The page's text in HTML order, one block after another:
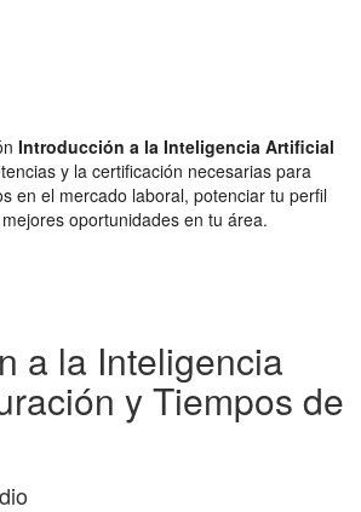
Introducción a la Inteligencia Artificial
y la certificación necesarias para
en el mercado laboral, potenciar tu perfil
oportunidades en tu área.
a la Inteligencia
y Tiempos de